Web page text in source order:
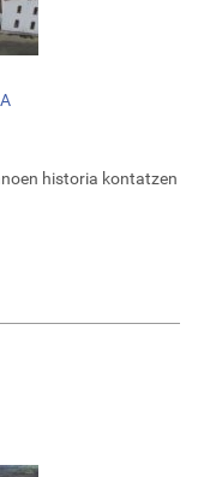
historia kontatzen